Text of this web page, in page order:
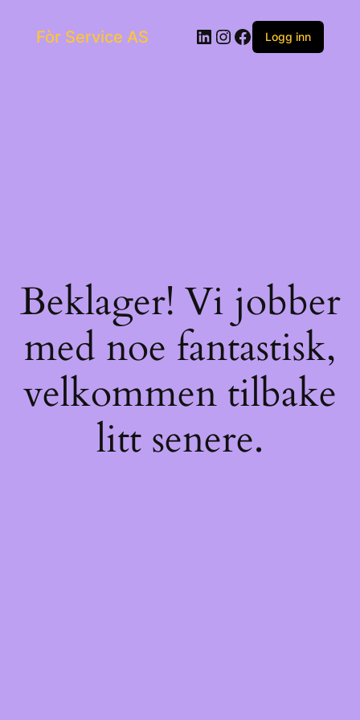
contentFòr Service AS LinkedIn
Instagram
Facebook
Logg inn
Beklager! Vi jobber
med noe fantastisk,
velkommen tilbake
litt senere.